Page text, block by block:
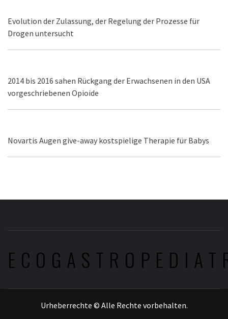
Evolution der Zulassung, der Regelung der Prozesse für
Drogen untersucht
2014 bis 2016 sahen Rückgang der Erwachsenen in den USA
vorgeschriebenen Opioide
Novartis Augen give-away kostspielige Therapie für Babys
Urheberrechte © Alle Rechte vorbehalten.